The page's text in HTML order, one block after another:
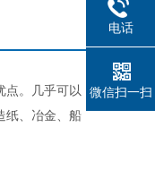
点。几乎可以
纸、冶金、船
电话
微信扫一扫